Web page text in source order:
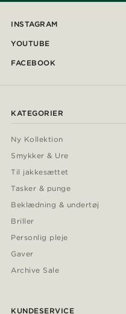
INSTAGRAM
YOUTUBE
FACEBOOK
KATEGORIER
Ny Kollektion
Smykker & Ure
Til jakkesættet
Tasker & punge
Beklædning & undertøj
Briller
Personlig pleje
Gaver
Archive Sale
KUNDESERVICE